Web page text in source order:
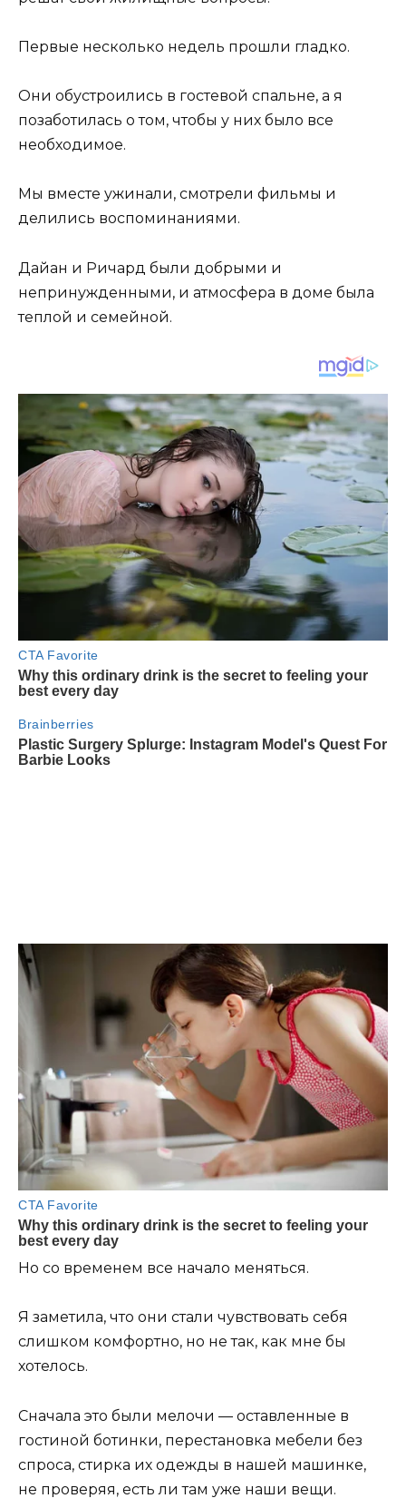
Первые несколько недель прошли гладко.
Они обустроились в гостевой спальне, а я
позаботилась о том, чтобы у них было все
необходимое.
Мы вместе ужинали, смотрели фильмы и
делились воспоминаниями.
Дайан и Ричард были добрыми и
непринужденными, и атмосфера в доме была
теплой и семейной.
Но со временем все начало меняться.
Я заметила, что они стали чувствовать себя
слишком комфортно, но не так, как мне бы
хотелось.
Сначала это были мелочи — оставленные в
гостиной ботинки, перестановка мебели без
спроса, стирка их одежды в нашей машинке,
не проверяя, есть ли там уже наши вещи.